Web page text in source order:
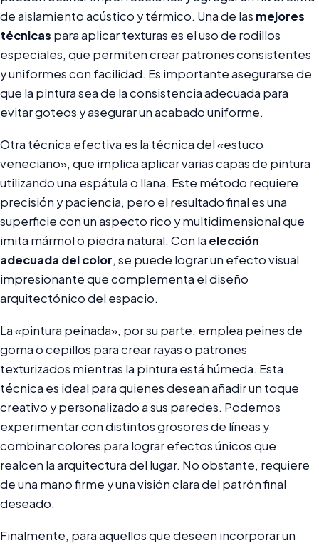
de aislamiento acústico y térmico. Una de las mejores
técnicas para aplicar texturas es el uso de rodillos
especiales, que permiten crear patrones consistentes
y uniformes con facilidad. Es importante asegurarse de
que la pintura sea de la consistencia adecuada para
evitar goteos y asegurar un acabado uniforme.
Otra técnica efectiva es la técnica del «estuco
veneciano», que implica aplicar varias capas de pintura
utilizando una espátula o llana. Este método requiere
precisión y paciencia, pero el resultado final es una
superficie con un aspecto rico y multidimensional que
imita mármol o piedra natural. Con la elección
adecuada del color, se puede lograr un efecto visual
impresionante que complementa el diseño
arquitectónico del espacio.
La «pintura peinada», por su parte, emplea peines de
goma o cepillos para crear rayas o patrones
texturizados mientras la pintura está húmeda. Esta
técnica es ideal para quienes desean añadir un toque
creativo y personalizado a sus paredes. Podemos
experimentar con distintos grosores de líneas y
combinar colores para lograr efectos únicos que
realcen la arquitectura del lugar. No obstante, requiere
de una mano firme y una visión clara del patrón final
deseado.
Finalmente, para aquellos que deseen incorporar un